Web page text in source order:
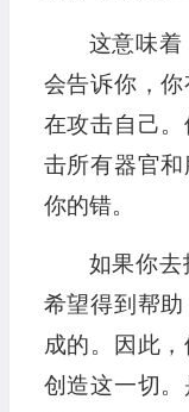
这意味
会告诉你，
在攻击自己
击所有器官
你的错。
如果你去
希望得到帮
成的。因此
创造这一切